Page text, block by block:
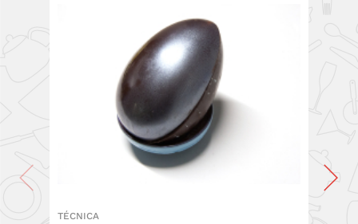
TÉCNICA